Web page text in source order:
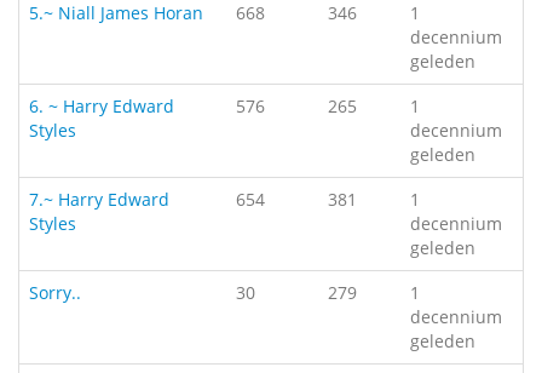
5.~ Niall James Horan
668 346
1
decennium
geleden
6. ~ Harry Edward
Styles
576 265
1
decennium
geleden
7.~ Harry Edward
Styles
654 381
1
decennium
geleden
Sorry..
30 279
1
decennium
geleden